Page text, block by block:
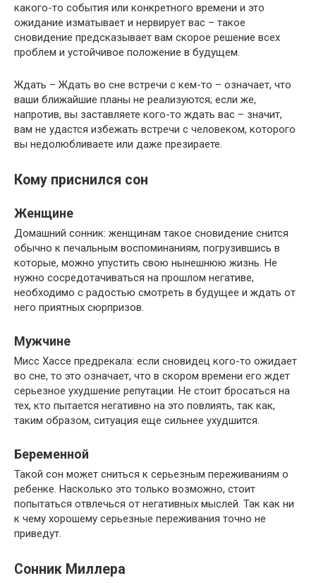
какого-то события или конкретного времени и это
ожидание изматывает и нервирует вас – такое
сновидение предсказывает вам скорое решение всех
проблем и устойчивое положение в будущем.
Ждать – Ждать во сне встречи с кем-то – означает, что
ваши ближайшие планы не реализуются; если же,
напротив, вы заставляете кого-то ждать вас – значит,
вам не удастся избежать встречи с человеком, которого
вы недолюбливаете или даже презираете.
Кому приснился сон
Женщине
Домашний сонник: женщинам такое сновидение снится
обычно к печальным воспоминаниям, погрузившись в
которые, можно упустить свою нынешнюю жизнь. Не
нужно сосредотачиваться на прошлом негативе,
необходимо с радостью смотреть в будущее и ждать от
него приятных сюрпризов.
Мужчине
Мисс Хассе предрекала: если сновидец кого-то ожидает
во сне, то это означает, что в скором времени его ждет
серьезное ухудшение репутации. Не стоит бросаться на
тех, кто пытается негативно на это повлиять, так как,
таким образом, ситуация еще сильнее ухудшится.
Беременной
Такой сон может сниться к серьезным переживаниям о
ребенке. Насколько это только возможно, стоит
попытаться отвлечься от негативных мыслей. Так как ни
к чему хорошему серьезные переживания точно не
приведут.
Сонник Миллера